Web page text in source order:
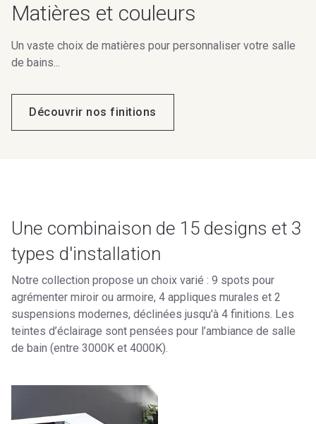
Matières et couleurs
Un vaste choix de matières pour personnaliser votre salle
de bains...
Découvrir nos finitions
Une combinaison de 15 designs et 3
types d'installation
Notre collection propose un choix varié : 9 spots pour
agrémenter miroir ou armoire, 4 appliques murales et 2
suspensions modernes, déclinées jusqu'à 4 finitions. Les
teintes d’éclairage sont pensées pour l’ambiance de salle
de bain (entre 3000K et 4000K).